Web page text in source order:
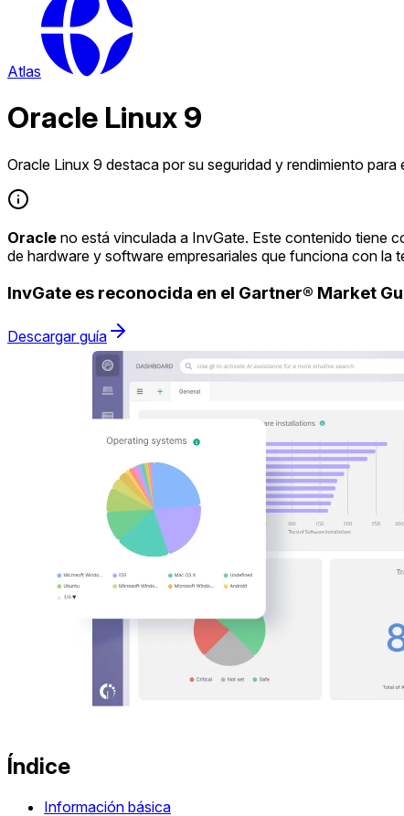
Atlas
Oracle Linux 9
Oracle Linux 9 destaca por su seguridad y rendimiento para
Oracle no está vinculada a InvGate. Este contenido tiene
de hardware y software empresariales que funciona con la
InvGate es reconocida en el Gartner® Market
Descargar guía
Índice
Información básica